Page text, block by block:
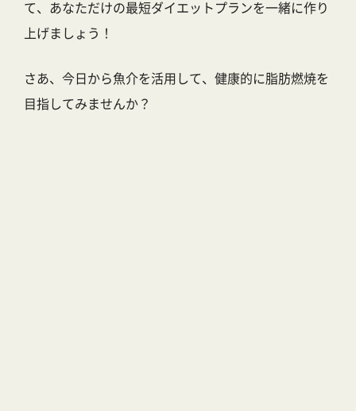
て、あなただけの最短ダイエットプランを一緒に作り
上げましょう！
さあ、今日から魚介を活用して、健康的に脂肪燃焼を
目指してみませんか？